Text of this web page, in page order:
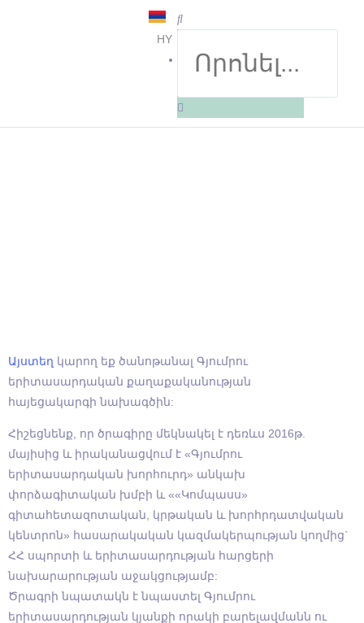
HY
Այստեղ կարող եք ծանոթանալ Գյումրու
երիտասարդական քաղաքականության
հայեցակարգի նախագծին:
Հիշեցնենք, որ ծրագիրը մեկնակել է դեռևս 2016թ.
մայիսից և իրականացվում է «Գյումրու
երիտասարդական խորհուրդ» անկախ
փորձագիտական խմբի և ««Կոմպասս»
գիտահետազոտական, կրթական և խորհրդատվական
կենտրոն» հասարակական կազմակերպության կողմից`
ՀՀ սպորտի և երիտասարդության հարցերի
նախարարության աջակցությամբ:
Ծրագրի նպատակն է նպաստել Գյումրու
երիտասարդության կյանքի որակի բարելավմանն ու